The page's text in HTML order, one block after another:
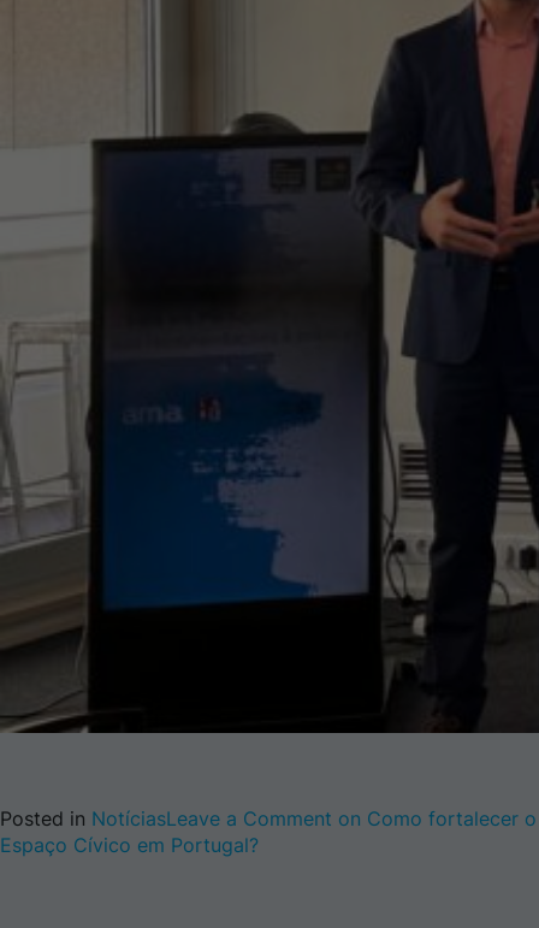
Posted in NotíciasLeave a Comment on Como fortalecer o
Espaço Cívico em Portugal?